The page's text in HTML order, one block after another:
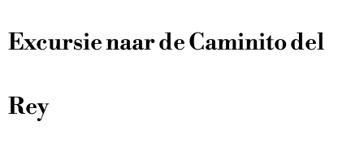
Excursie naar de Caminito del
Rey